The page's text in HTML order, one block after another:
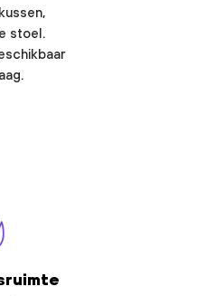
stoel.